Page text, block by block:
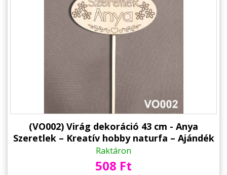
(VO002) Virág dekoráció 43 cm - Anya
Szeretlek – Kreatív hobby naturfa – Ajándék
Anyáknak - Anyák napi ajándék
Raktáron
508 Ft